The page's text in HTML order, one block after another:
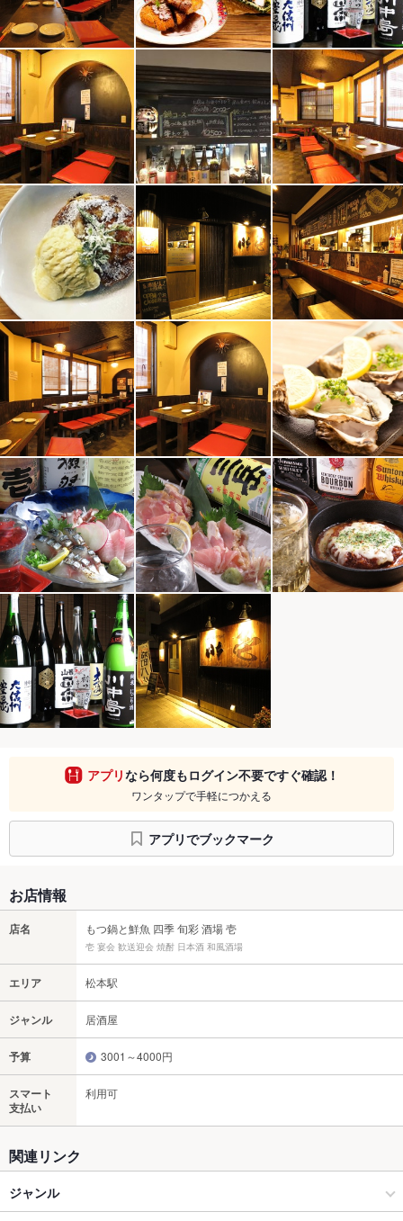
アプリなら何度もログイン不要ですぐ確認！
ワンタップで手軽につかえる
アプリでブックマーク
お店情報
店名 もつ鍋と鮮魚 四季 旬彩 酒場 壱
壱 宴会 歓送迎会 焼酎 日本酒 和風酒場
エリア 松本駅
ジャンル 居酒屋
予算 3001～4000円
スマート
支払い
利用可
関連リンク
ジャンル